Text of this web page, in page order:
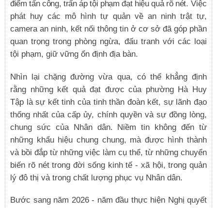
điểm tấn công, trấn áp tội phạm đạt hiệu quả rõ nét. Việc
phát huy các mô hình tự quản về an ninh trật tự,
camera an ninh, kết nối thông tin ở cơ sở đã góp phần
quan trọng trong phòng ngừa, đấu tranh với các loại
tội phạm, giữ vững ổn định địa bàn.
Nhìn lại chặng đường vừa qua, có thể khẳng định
rằng những kết quả đạt được của phường Hà Huy
Tập là sự kết tinh của tinh thần đoàn kết, sự lãnh đạo
thống nhất của cấp ủy, chính quyền và sự đồng lòng,
chung sức của Nhân dân. Niềm tin không đến từ
những khẩu hiệu chung chung, mà được hình thành
và bồi đắp từ những việc làm cụ thể, từ những chuyển
biến rõ nét trong đời sống kinh tế - xã hội, trong quản
lý đô thị và trong chất lượng phục vụ Nhân dân.
Bước sang năm 2026 - năm đầu thực hiện Nghị quyết